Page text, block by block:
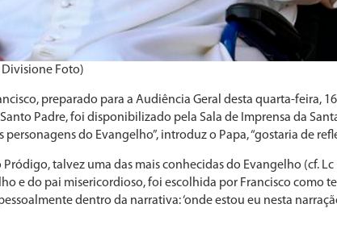
Divisione Foto)
preparado para a Audiência Geral desta quarta-feira,
Padre, foi disponibilizado pela Sala de Imprensa da
personagens do Evangelho”, introduz o Papa, “gostaria de
talvez uma das mais conhecidas do Evangelho (cf. Lc
e do pai misericordioso, foi escolhida por Francisco como
dentro da narrativa: ‘onde estou eu nesta